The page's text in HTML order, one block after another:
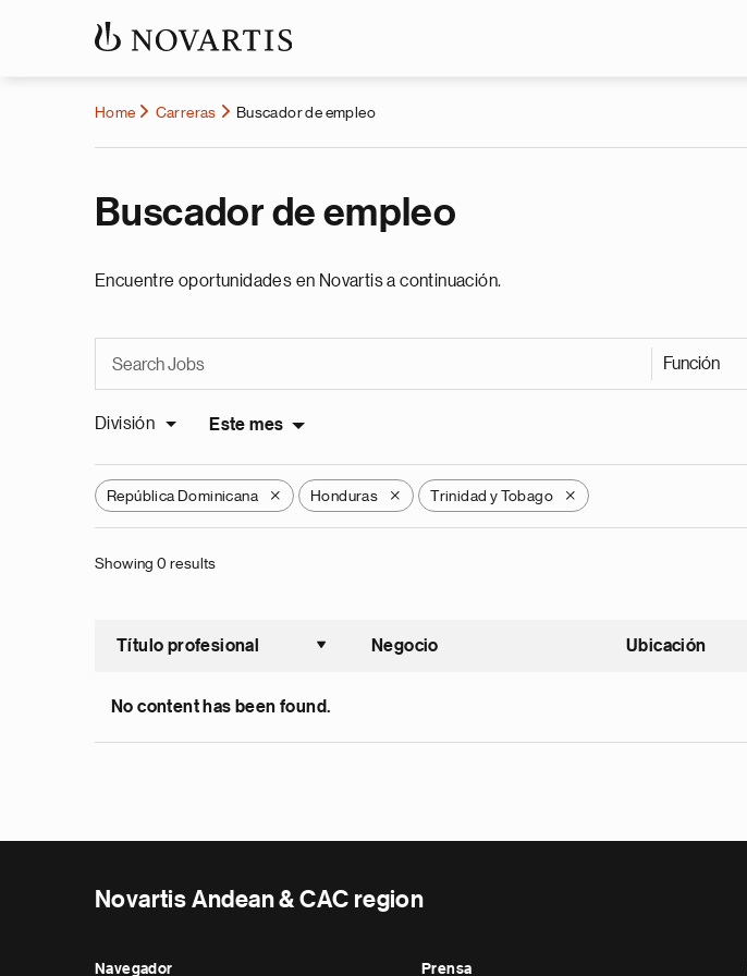
Home Carreras Buscador de empleo
Buscador de empleo
Encuentre oportunidades en Novartis a continuación.
Función
División Este mes
República Dominicana X Honduras X Trinidad y Tobago X
Showing 0 results
Título profesional
Ordenar ascendente
Negocio Ubicación
No content has been found.
Novartis Andean & CAC region
Navegador Prensa